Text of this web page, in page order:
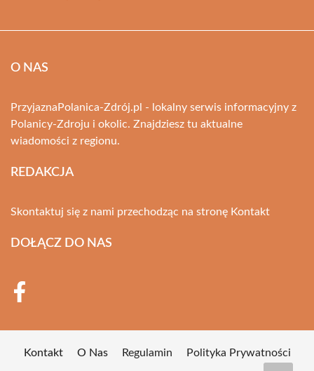
O NAS
PrzyjaznaPolanica-Zdrój.pl - lokalny serwis informacyjny z
Polanicy-Zdroju i okolic. Znajdziesz tu aktualne
wiadomości z regionu.
REDAKCJA
Skontaktuj się z nami przechodząc na stronę Kontakt
DOŁĄCZ DO NAS
Kontakt O Nas Regulamin Polityka Prywatności